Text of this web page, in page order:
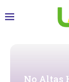
No Altas